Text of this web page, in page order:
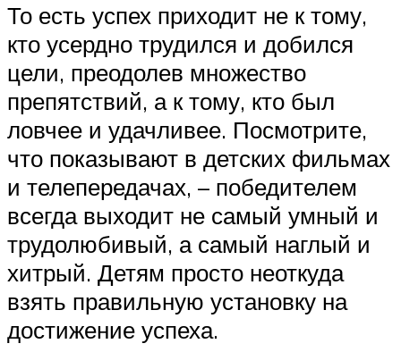
То есть успех приходит не к тому,
кто усердно трудился и добился
цели, преодолев множество
препятствий, а к тому, кто был
ловчее и удачливее. Посмотрите,
что показывают в детских фильмах
и телепередачах, – победителем
всегда выходит не самый умный и
трудолюбивый, а самый наглый и
хитрый. Детям просто неоткуда
взять правильную установку на
достижение успеха.